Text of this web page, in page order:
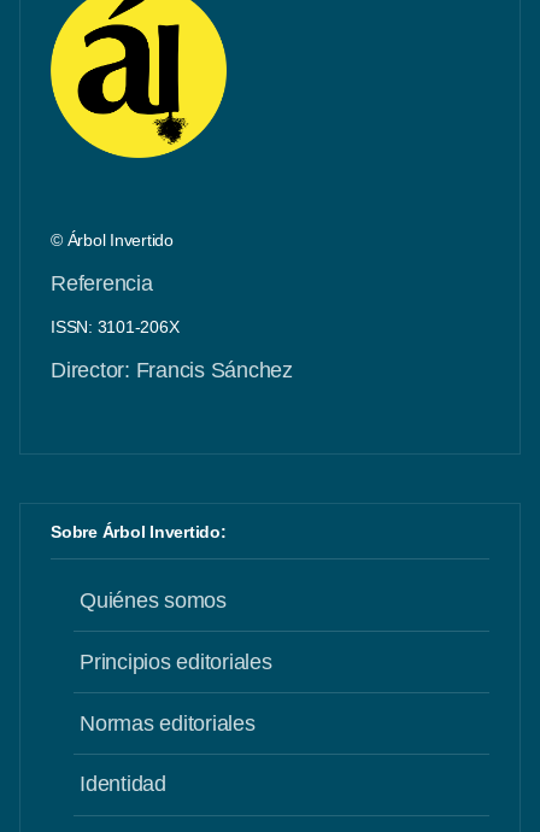
© Árbol Invertido
Referencia
ISSN: 3101-206X
Director: Francis Sánchez
Sobre Árbol Invertido:
Quiénes somos
Principios editoriales
Normas editoriales
Identidad